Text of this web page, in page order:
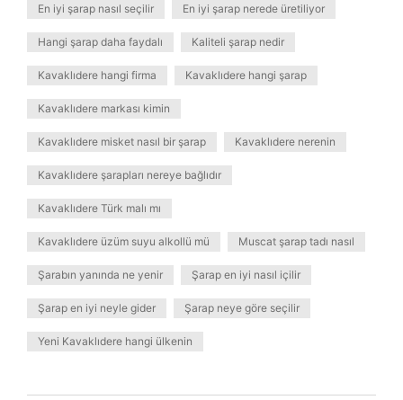
En iyi şarap nasıl seçilir En iyi şarap nerede üretiliyor
Hangi şarap daha faydalı Kaliteli şarap nedir
Kavaklıdere hangi firma Kavaklıdere hangi şarap
Kavaklıdere markası kimin
Kavaklıdere misket nasıl bir şarap Kavaklıdere nerenin
Kavaklıdere şarapları nereye bağlıdır
Kavaklıdere Türk malı mı
Kavaklıdere üzüm suyu alkollü mü Muscat şarap tadı nasıl
Şarabın yanında ne yenir Şarap en iyi nasıl içilir
Şarap en iyi neyle gider Şarap neye göre seçilir
Yeni Kavaklıdere hangi ülkenin